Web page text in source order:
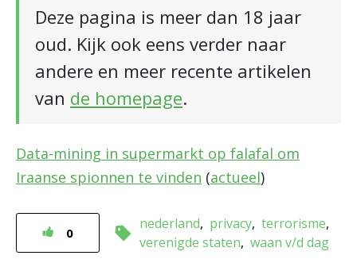
Deze pagina is meer dan 18 jaar
oud. Kijk ook eens verder naar
andere en meer recente artikelen
van de homepage.
Data-mining in supermarkt op falafal om
Iraanse spionnen te vinden (actueel)
0
nederland privacy terrorisme
verenigde staten waan v/d dag